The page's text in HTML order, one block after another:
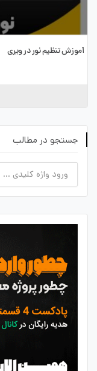
آموزش تنظیم نور در ویری
جستجو در مطالب